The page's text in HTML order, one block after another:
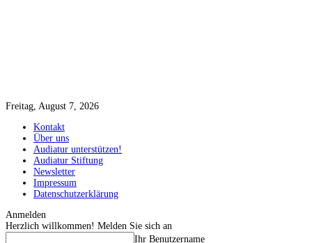
Freitag, August 7, 2026
Kontakt
Über uns
Audiatur unterstützen!
Audiatur Stiftung
Newsletter
Impressum
Datenschutzerklärung
Anmelden
Herzlich willkommen! Melden Sie sich an
Ihr Benutzername